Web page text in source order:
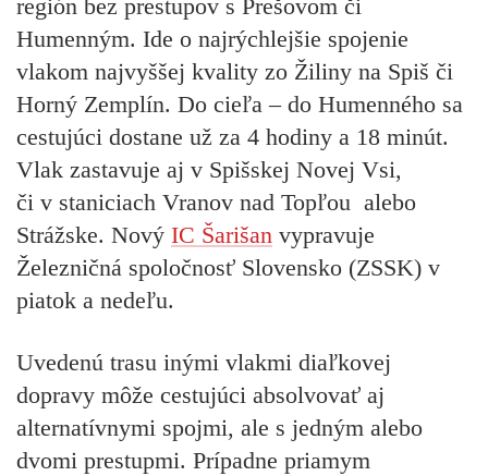
región bez prestupov s Prešovom či
Humenným. Ide o najrýchlejšie spojenie
vlakom najvyššej kvality zo Žiliny na Spiš či
Horný Zemplín. Do cieľa – do Humenného sa
cestujúci dostane už za 4 hodiny a 18 minút.
Vlak zastavuje aj v Spišskej Novej Vsi,
či v staniciach Vranov nad Topľou alebo
Strážske. Nový IC Šarišan vypravuje
Železničná spoločnosť Slovensko (ZSSK) v
piatok a nedeľu.
Uvedenú trasu inými vlakmi diaľkovej
dopravy môže cestujúci absolvovať aj
alternatívnymi spojmi, ale s jedným alebo
dvomi prestupmi. Prípadne priamym